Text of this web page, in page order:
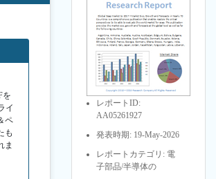
を
イ
ペ
も
ま
レポートID:
AA05261927
発表時期: 19-May-2026
レポートカテゴリ: 電
子部品/半導体の